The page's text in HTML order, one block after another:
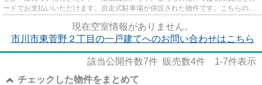
ードでお支払いいただけます。自走式駐車場が併設された物件です。こちらの物
現在空室情報がありません。
市川市東菅野２丁目の一戸建てへのお問い合わせはこちら
該当公開件数7件 販売数4件 1-7件表示
チェックした物件をまとめて